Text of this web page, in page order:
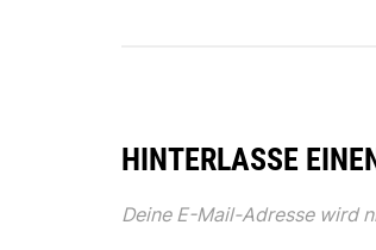
HINTERLASSE
Deine E-Mail-Adresse wird